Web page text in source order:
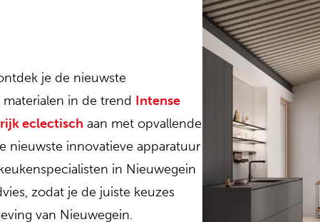
je de nieuwste
in de trend Intense
eclectisch aan met opvallende
nieuwste innovatieve apparatuur
in Nieuwegein
zodat je de juiste keuzes
van Nieuwegein.